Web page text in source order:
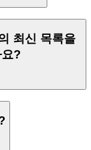
최신 목록을
?